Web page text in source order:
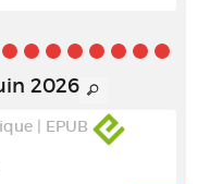
2026
| EPUB